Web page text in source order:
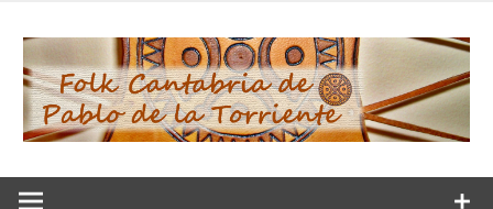
content
Folk